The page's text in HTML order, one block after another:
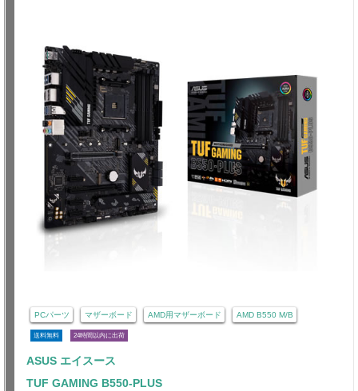
PCパーツ マザーボード AMD用マザーボード AMD B550 M/B
送料無料 24時間以内に出荷
ASUS エイスース
TUF GAMING B550-PLUS